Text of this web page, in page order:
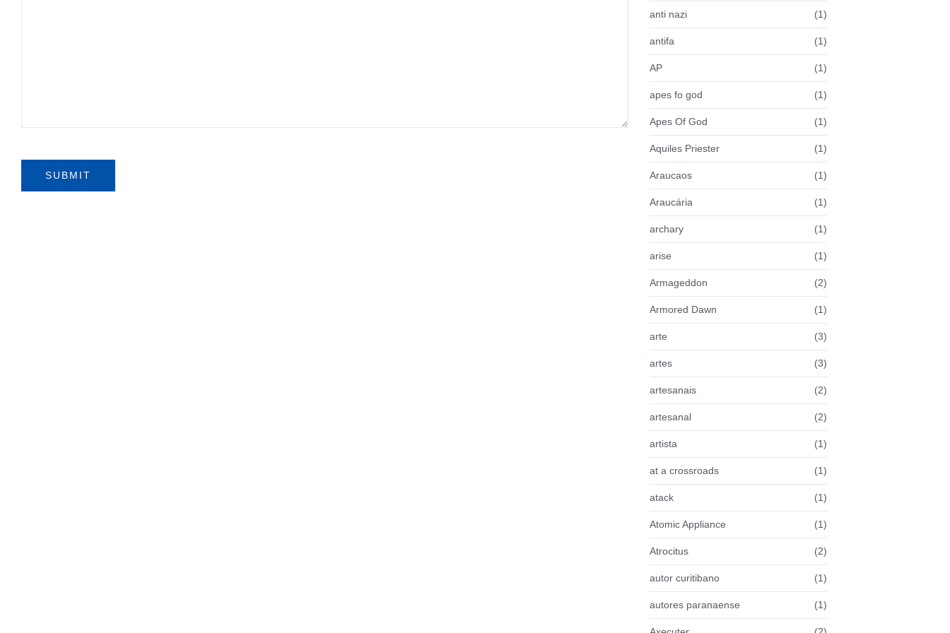
anti nazi (1)
antifa (1)
AP (1)
apes fo god (1)
Apes Of God (1)
Aquiles Priester (1)
Araucaos (1)
Araucária (1)
archary (1)
arise (1)
Armageddon (2)
Armored Dawn (1)
arte (3)
artes (3)
artesanais (2)
artesanal (2)
artista (1)
at a crossroads (1)
atack (1)
Atomic Appliance (1)
Atrocitus (2)
autor curitibano (1)
autores paranaense (1)